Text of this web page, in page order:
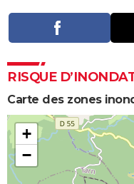
RISQUE
Carte des zones
+
−